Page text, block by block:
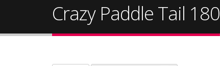
Crazy Paddle Tail 180